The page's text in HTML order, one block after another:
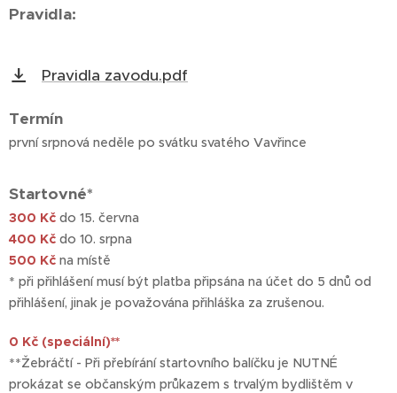
Pravidla:
Pravidla zavodu.pdf
Termín
první srpnová neděle po svátku svatého Vavřince
Startovné*
300 Kč do 15. června
400 Kč do 10. srpna
500 Kč na místě
* při přihlášení musí být platba připsána na účet do 5 dnů od
přihlášení, jinak je považována přihláška za zrušenou.
0 Kč (speciální)**
**Žebráčtí - Při přebírání startovního balíčku je NUTNÉ
prokázat se občanským průkazem s trvalým bydlištěm v